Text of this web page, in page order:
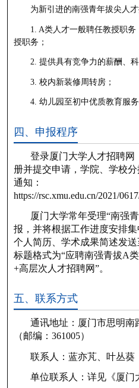
为新引进的南强青年拔尖人才
1. A类人才一般聘任教授职
授职务；
2. 提供具有竞争力的薪酬、
3. 校内新装修周转房；
4. 幼儿园至初中优质教育服务
四、申报程序
登录厦门大学人才招聘网
册并提交申请，学院、学校
通知：
https://rsc.xmu.edu.cn/2021/
厦门大学常年受理“南强
报，并将根据工作进度安排
个人简历、学术成果简述发送
标题格式为“应聘南强青拔A
+高层次人才招聘网”。
五、联系方式
通讯地址：厦门市思明南
（邮编：361005）
联系人：蓝亦芃、叶丛葵
单位联系人：详见《厦门